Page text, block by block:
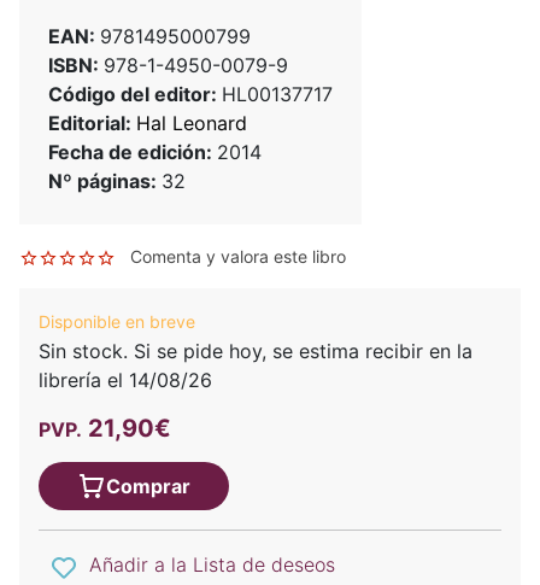
EAN: 9781495000799
ISBN: 978-1-4950-0079-9
Código del editor: HL00137717
Editorial: Hal Leonard
Fecha de edición: 2014
Nº páginas: 32
Comenta y valora este libro
Disponible en breve
Sin stock. Si se pide hoy, se estima recibir en la
librería el 14/08/26
PVP. 21,90€
Comprar
Añadir a la Lista de deseos